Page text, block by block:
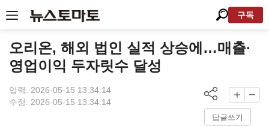
구독
오리온, 해외 법인 실적 상승에…매출·
영업이익 두자릿수 달성
입력: 2026-05-15 13:34:14
수정: 2026-05-15 13:34:14
답글쓰기